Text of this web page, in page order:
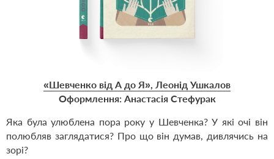
«Шевченко від А до Я», Леонід Ушкалов
Оформлення: Анастасія Стефурак
Яка була улюблена пора року у Шевченка? У які очі він
полюбляв заглядатися? Про що він думав, дивлячись на
зорі?